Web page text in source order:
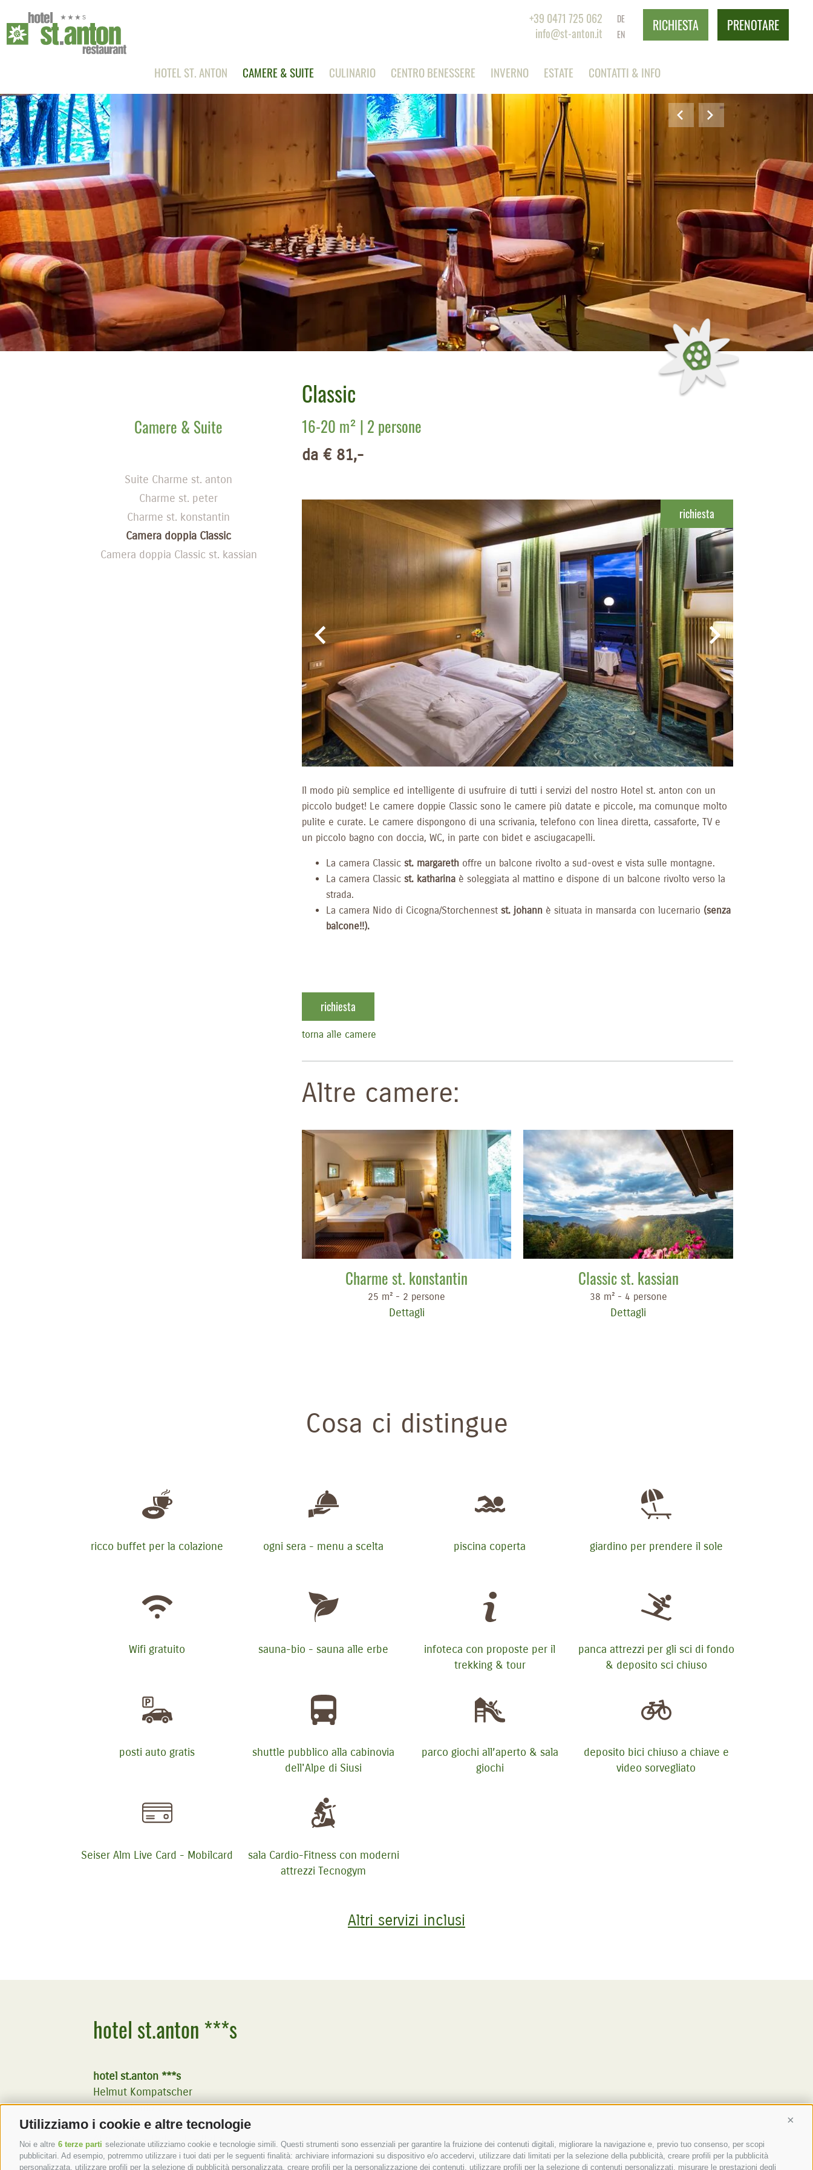
Utilizziamo i cookie e altre tecnologie
Noi e altre 6 terze parti selezionate utilizziamo cookie e tecnologie simili. Questi strumenti sono essenziali per garantire la fruizione dei contenuti digitali, migliorare la navigazione e, previo tuo consenso, per scopi
pubblicitari. Ad esempio, potremmo utilizzare i tuoi dati per le seguenti finalità: archiviare informazioni su dispositivo e/o accedervi, utilizzare dati limitati per la selezione della pubblicità, creare profili per la pubblicità
personalizzata, utilizzare profili per la selezione di pubblicità personalizzata, creare profili per la personalizzazione dei contenuti, utilizzare profili per la selezione di contenuti personalizzati, misurare le prestazioni degli
HOTEL ST. ANTON CAMERE & SUITE CULINARIO CENTRO BENESSERE INVERNO ESTATE CONTATTI & INFO
RICHIESTA PRENOTARE
+39 0471 725 062
info@st-anton.it
DE
EN
Classic
16-20 m² | 2 persone
da € 81,-
richiesta
Il modo più semplice ed intelligente di usufruire di tutti i servizi del nostro Hotel st. anton con un
piccolo budget! Le camere doppie Classic sono le camere più datate e piccole, ma comunque molto
pulite e curate. Le camere dispongono di una scrivania, telefono con linea diretta, cassaforte, TV e
un piccolo bagno con doccia, WC, in parte con bidet e asciugacapelli.
La camera Classic st. margarethoffre un balcone rivolto a sud-ovest e vista sulle montagne.
La camera Classic st. katharinaè soleggiata al mattino e dispone di un balcone rivolto verso la
strada.
La camera Nido di Cicogna/Storchennest st. johannè situata in mansarda con lucernario (senza
balcone!!).
richiesta
torna alle camere
Altre camere:
Charme st. konstantin
25 m² - 2 persone
Dettagli
Classic st. kassian
38 m² - 4 persone
Dettagli
Camere & Suite
Suite Charme st. anton
Charme st. peter
Charme st. konstantin
Camera doppia Classic
Camera doppia Classic st. kassian
Cosa ci distingue
ricco buffet per la colazione ogni sera - menu a scelta piscina coperta giardino per prendere il sole
Wifi gratuito sauna-bio - sauna alle erbe
infoteca con proposte per il
trekking & tour
panca attrezzi per gli sci di fondo
& deposito sci chiuso
posti auto gratis
shuttle pubblico alla cabinovia
dell'Alpe di Siusi
parco giochi all’aperto & sala
giochi
deposito bici chiuso a chiave e
video sorvegliato
Seiser Alm Live Card - Mobilcard
sala Cardio-Fitness con moderni
attrezzi Tecnogym
Altri servizi inclusi
hotel st.anton ***s
hotel st.anton ***s
Helmut Kompatscher
Via S.Antonio 7
39050 Fié allo Sciliar
Alto Adige - Dolomiti - Italia